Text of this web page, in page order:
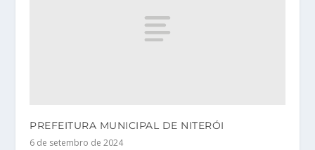
PREFEITURA MUNICIPAL DE NITERÓI
6 de setembro de 2024